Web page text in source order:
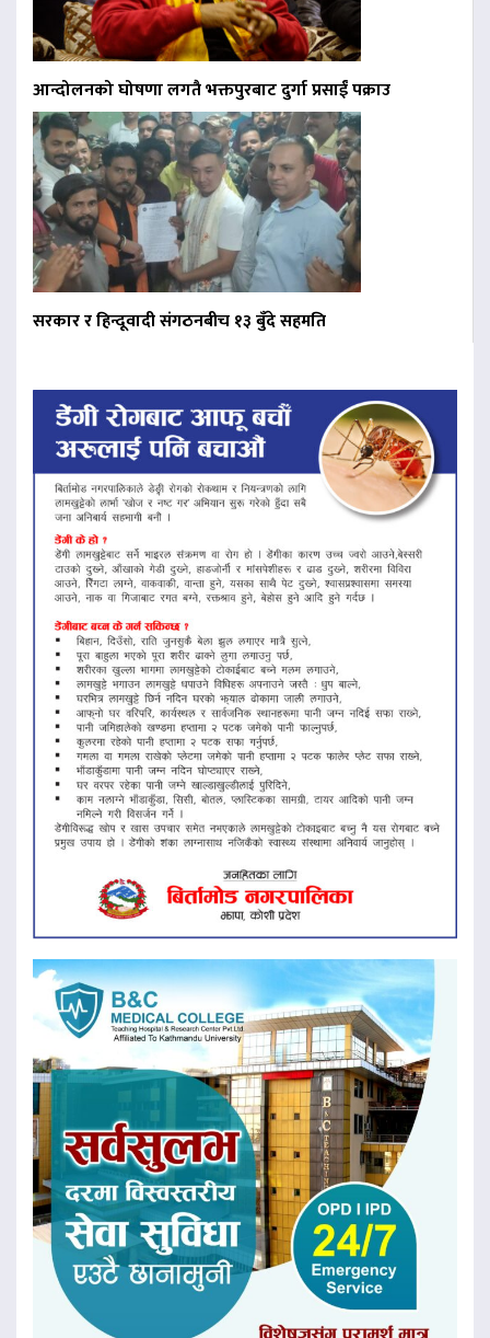
आन्दोलनको घोषणा लगतै भक्तपुरबाट दुर्गा प्रसाईं पक्राउ
सरकार र हिन्दूवादी संगठनबीच १३ बुँदे सहमति